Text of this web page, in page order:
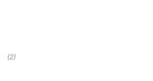
(2)